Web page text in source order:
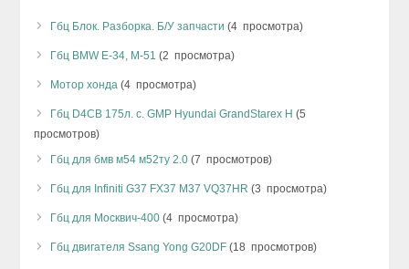
Гбц Блок. Разборка. Б/У запчасти (4 просмотра)
Гбц BMW E-34, M-51 (2 просмотра)
Мотор хонда (4 просмотра)
Гбц D4CB 175л. с. GMP Hyundai GrandStarex H (5
просмотров)
Гбц для бмв м54 м52ту 2.0 (7 просмотров)
Гбц для Infiniti G37 FX37 M37 VQ37HR (3 просмотра)
Гбц для Москвич-400 (4 просмотра)
Гбц двигателя Ssang Yong G20DF (18 просмотров)